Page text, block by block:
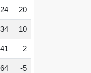
24 20
34 10
41 2
64 -5